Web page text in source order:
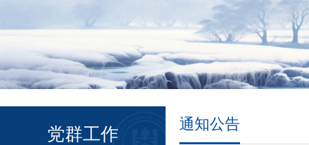
党群工作 通知公告